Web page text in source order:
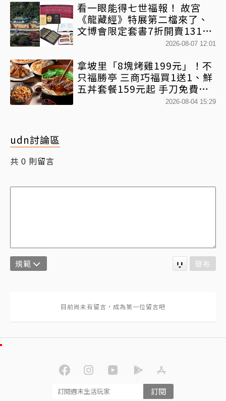
看一眼能得七世福報！ 故宮
《龍藏經》特展第二檔來了、
文博會限定套書7折開賣131萬
網驚：貧窮限制想像2026-08-07 12:01
拿坡里「8塊烤雞199元」！不
只福勝亭 三商巧福買1送1、鮮
五丼套餐159元起 手刀免費領
2026-08-04 15:29
udn討論區
共 0 則留言
規範 發布
訂閱